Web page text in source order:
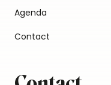
Agenda
Contact